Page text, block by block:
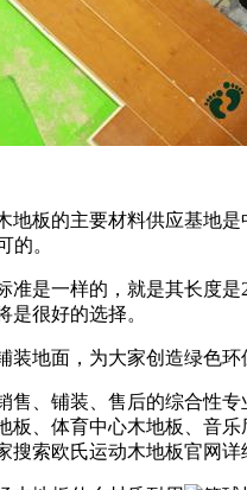
板的主要材料供应基地
的。
是一样的，就是其长度
很好的选择。
地面，为大家创造绿色
、铺装、售后的综合性
、体育中心木地板、音
索欧氏运动木地板官网详